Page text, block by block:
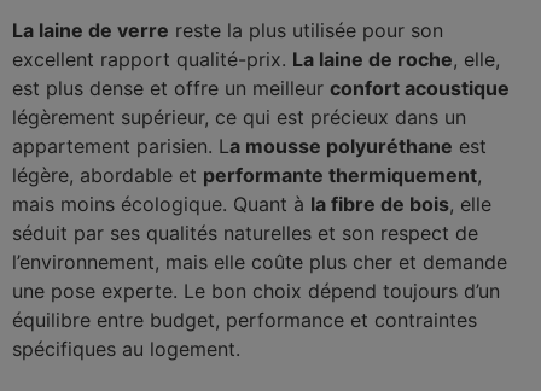
La laine de verre reste la plus utilisée pour son
excellent rapport qualité-prix. La laine de roche, elle,
est plus dense et offre un meilleur confort acoustique
légèrement supérieur, ce qui est précieux dans un
appartement parisien. La mousse polyuréthane est
légère, abordable et performante thermiquement,
mais moins écologique. Quant à la fibre de bois, elle
séduit par ses qualités naturelles et son respect de
l’environnement, mais elle coûte plus cher et demande
une pose experte. Le bon choix dépend toujours d’un
équilibre entre budget, performance et contraintes
spécifiques au logement.